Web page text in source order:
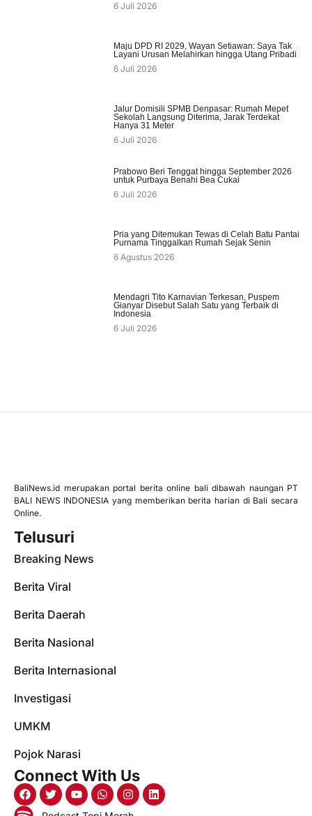
6 Juli 2026
Maju DPD RI 2029, Wayan Setiawan: Saya Tak
Layani Urusan Melahirkan hingga Utang Pribadi
6 Juli 2026
Jalur Domisili SPMB Denpasar: Rumah Mepet
Sekolah Langsung Diterima, Jarak Terdekat
Hanya 31 Meter
6 Juli 2026
Prabowo Beri Tenggat hingga September 2026
untuk Purbaya Benahi Bea Cukai
6 Juli 2026
Pria yang Ditemukan Tewas di Celah Batu Pantai
Purnama Tinggalkan Rumah Sejak Senin
6 Agustus 2026
Mendagri Tito Karnavian Terkesan, Puspem
Gianyar Disebut Salah Satu yang Terbaik di
Indonesia
6 Juli 2026
BaliNews.id merupakan portal berita online bali dibawah naungan PT
BALI NEWS INDONESIA yang memberikan berita harian di Bali secara
Online.
Telusuri
Breaking News
Berita Viral
Berita Daerah
Berita Nasional
Berita Internasional
Investigasi
UMKM
Pojok Narasi
Connect With Us